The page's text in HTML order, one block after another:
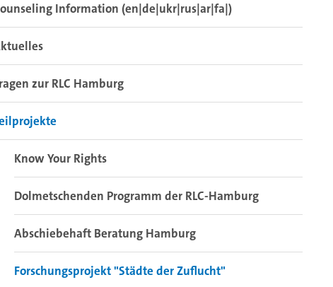
Information (en|de|ukr|rus|ar|fa|)
zur RLC Hamburg
Know Your Rights
Dolmetschenden Programm der RLC-Hamburg
Abschiebehaft Beratung Hamburg
Forschungsprojekt "Städte der Zuflucht"